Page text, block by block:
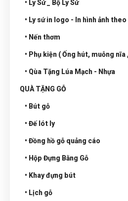
• Ly Sứ _ Bộ Ly Sứ
• Ly sứ in logo - In hình ảnh theo
• Nến thơm
• Phụ kiện ( Ống hút, muỗng nĩa
• Qùa Tặng Lúa Mạch - Nhựa
QUÀ TẶNG GỖ
• Bút gỗ
• Đế lót ly
• Đồng hồ gỗ quảng cáo
• Hộp Đựng Bằng Gỗ
• Khay đựng bút
• Lịch gỗ